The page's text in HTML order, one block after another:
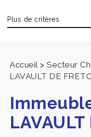
Accueil > Secteur
LAVAULT DE
LAVAULT